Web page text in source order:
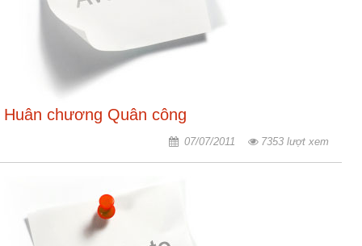
Huân chương Quân công
07/07/2011 7353 lượt xem